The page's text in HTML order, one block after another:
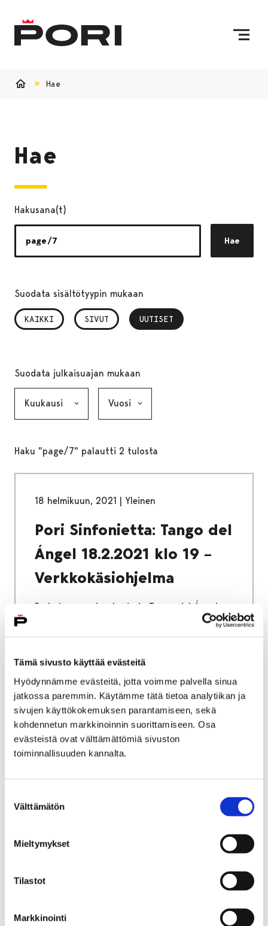
Tämä sivusto käyttää evästeitä
Hyödynnämme evästeitä, jotta voimme palvella sinua
jatkossa paremmin. Käytämme tätä tietoa analytiikan ja
sivujen käyttökokemuksen parantamiseen, sekä
kohdennetun markkinoinnin suorittamiseen. Osa
evästeistä ovat välttämättömiä sivuston
toiminnallisuuden kannalta.
valinta
Välttämätön
Mieltymykset
Tilastot
Markkinointi
Hae
Hae
Hakusana(t)
Hae
Suodata sisältötyypin mukaan
KAIKKI SIVUT UUTISET
, VALITTU
Suodata julkaisuajan mukaan
Haku "page/7" palautti 2 tulosta
18 helmikuun, 2021 | Yleinen
Pori Sinfonietta: Tango del
Ángel 18.2.2021 klo 19 –
Verkkokäsiohjelma
Porin kaupunginorkesterin Tango del Ángel -
sinfoniakonsertti esitetään maksuttomana
verkossa orkesterin YouTube-kanavalla
ainoastaan suorana.
16 joulukuun, 2019| Yleinen
reiluja kahvihuoneita!
Porissa oppilaiden koulusta ostama
myös opettajainhuoneet ryhtymään reiluun
jokaiselle haasteeseen vastaavalle